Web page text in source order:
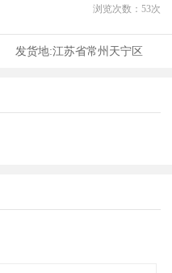
浏览次数： 53次
发货地:江苏省常州天宁区